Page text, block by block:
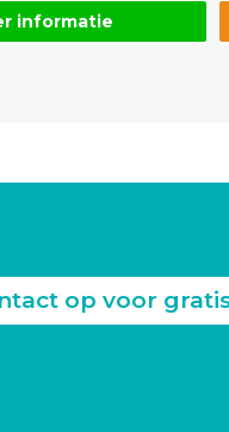
informatie
op voor